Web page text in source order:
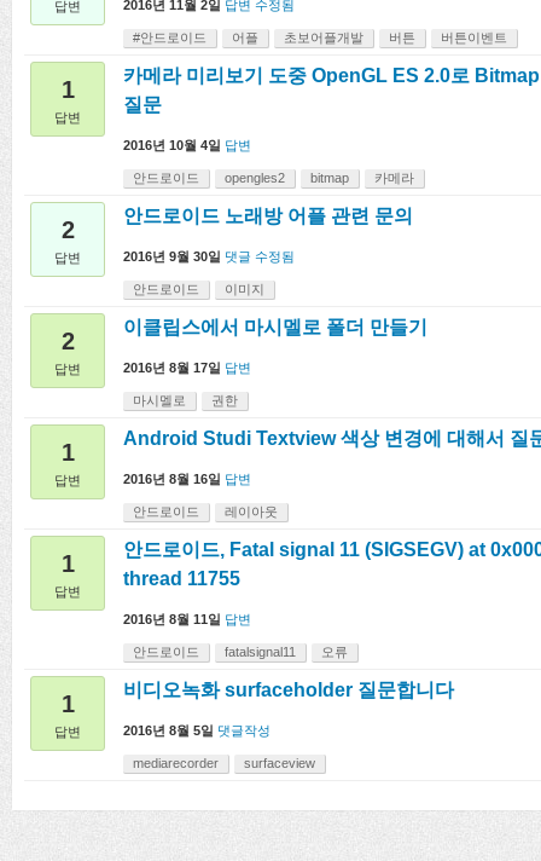
답변 2016년 11월 2일 답변 수정됨
#안드로이드 어플 초보어플개발 버튼 버튼이벤트
1
답변
카메라 미리보기 도중 OpenGL ES 2.0로
질문
2016년 10월 4일 답변
안드로이드 opengles2 bitmap 카메라
2
답변
안드로이드 노래방 어플 관련 문의
2016년 9월 30일 댓글 수정됨
안드로이드 이미지
2
답변
이클립스에서 마시멜로 폴더 만들기
2016년 8월 17일 답변
마시멜로 권한
1
답변
Android Studi Textview 색상 변경에 대해서 질
2016년 8월 16일 답변
안드로이드 레이아웃
1
답변
안드로이드, Fatal signal 11 (SIGSEGV) at
thread 11755
2016년 8월 11일 답변
안드로이드 fatalsignal11 오류
1
답변
비디오녹화 surfaceholder 질문합니다
2016년 8월 5일 댓글작성
mediarecorder surfaceview